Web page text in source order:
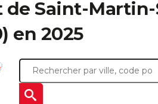
de Saint-
en 2025